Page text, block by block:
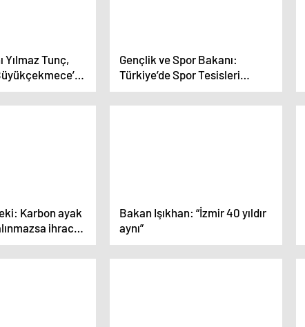
Yılmaz Tunç,
Gençlik ve Spor Bakanı:
Türkiye’de Spor Tesisleri
Devrim Yaşıyor
Karbon ayak
ihracat
Bakan Işıkhan: “İzmir 40 yıldır
aynı”